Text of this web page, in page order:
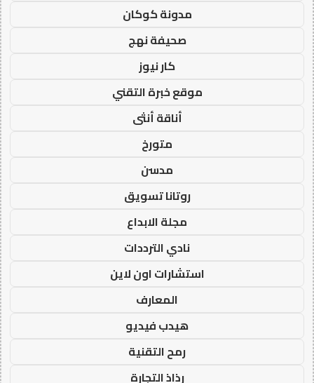
مدونة كوكان
صحيفة نهج
كار نيوز
موقع خبرة التقني
أناقة أنثى
متورخ
مدسن
روتانا تسويق
مجلة الابداع
نادي الترددات
استشارات اون لاين
المعارف
هيدب فيديو
رمح التقنية
رذاذ التجارة